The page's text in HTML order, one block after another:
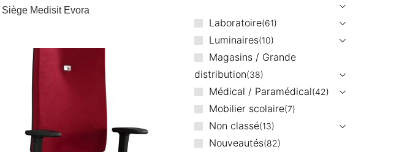
Siège Medisit Evora
Laboratoire 61
Luminaires 10
Magasins / Grande
distribution 38
Médical / Paramédical 42
Mobilier scolaire 7
Non classé 13
Nouveautés 82